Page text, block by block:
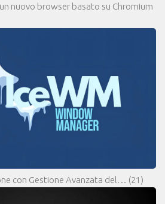
nuovo browser basato su Chromium
con Gestione Avanzata del… (21)